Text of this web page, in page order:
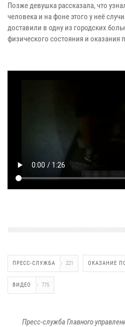
Позже девушка рассказала, что
человека и на фоне этого у неё
доставили в одну из городских
физического состояния и
ПРЕСС-СЛУЖБА 221 ОКАЗАНИЕ
ВИДЕО 775
Пресс-служба Главного